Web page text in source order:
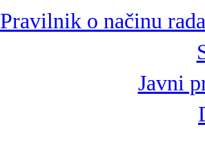
Pravilnik o načinu
Javni